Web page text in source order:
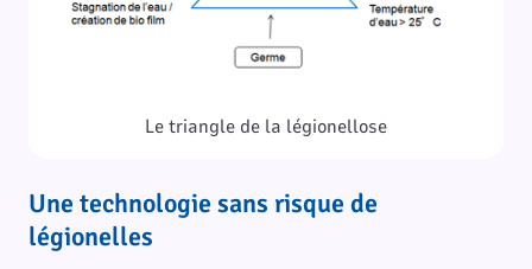
Le triangle de la légionellose
Une technologie sans risque de
légionelles